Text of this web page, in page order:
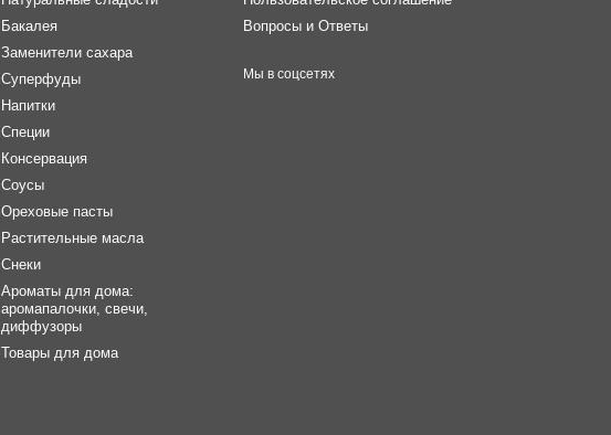
Бакалея
Заменители сахара
Суперфуды
Напитки
Специи
Консервация
Соусы
Ореховые пасты
Растительные масла
Снеки
Ароматы для дома:
аромапалочки, свечи,
диффузоры
Товары для дома
Вопросы и Ответы
Мы в соцсетях